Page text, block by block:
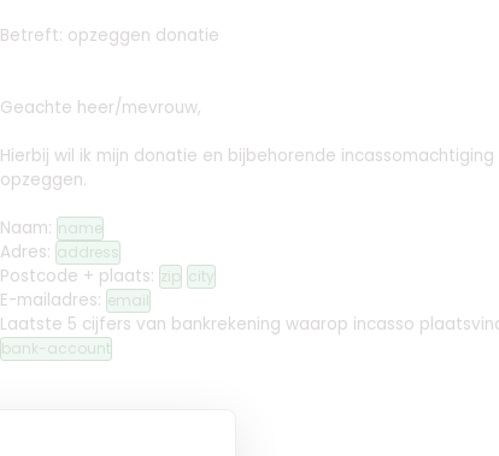
Betreft: opzeggen donatie
Geachte heer/mevrouw,
Hierbij wil ik mijn donatie en bijbehorende
opzeggen.
Naam: name
Adres: address
Postcode + plaats: zip city
E-mailadres: email
Laatste 5 cijfers van bankrekening waarop incasso
bank-account